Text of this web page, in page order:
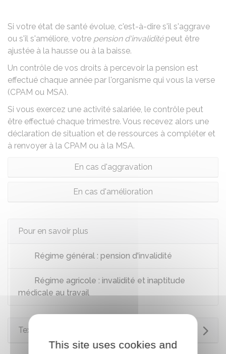
Si votre état de santé évolue, c'est-à-dire s'il s'aggrave
ou s'il s'améliore, votre pension d'invaliditépeut être
ajustée à la hausse ou à la baisse.
Un contrôle de vos droits à percevoir la pension est
effectué chaque année par l'organisme qui vous la verse
(CPAM ou MSA).
Si vous exercez une activité salariée, le contrôle peut
être effectué chaque trimestre. Vous recevez alors une
déclaration de situation et de ressources à compléter et
à renvoyer à la CPAM ou à la MSA.
En cas d'aggravation
En cas d'amélioration
Pour en savoir plus
Régime général : pension d'invalidité
Régime agricole : invalidité et inaptitude
médicale au travail
Textes de référence
This site uses cookies and